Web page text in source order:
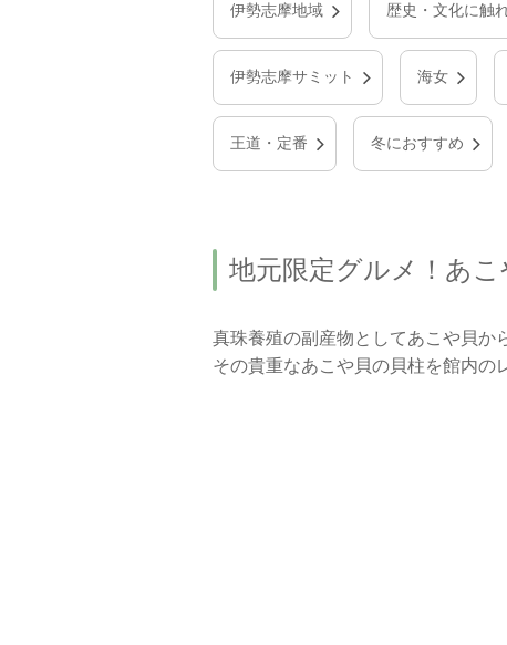
伊勢志摩地域 歴史・文化に触
伊勢志摩サミット 海女
王道・定番 冬におすすめ
地元限定グルメ！あこ
真珠養殖の副産物としてあこや貝か
その貴重なあこや貝の貝柱を館内の